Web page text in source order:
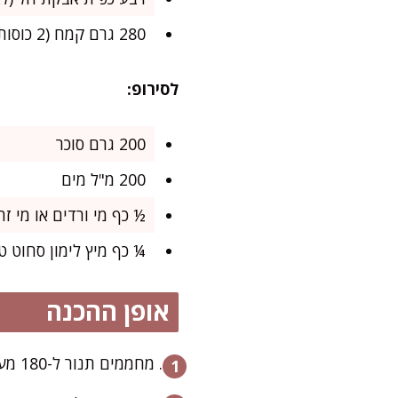
280 גרם קמח (2 כוסות)
לסירופ:
200 גרם סוכר
200 מ"ל מים
½ כף מי ורדים או מי
¼ כף מיץ לימון סחוט
אופן ההכנה
מחממים תנור ל-180 מעלות עם טורבו. מרפדים תבנית בנייר אפייה.